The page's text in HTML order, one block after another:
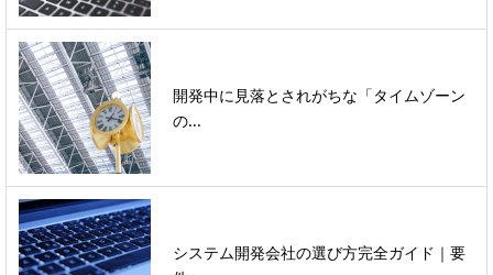
開発中に見落とされがちな「タイムゾーン
の...
システム開発会社の選び方完全ガイド｜要